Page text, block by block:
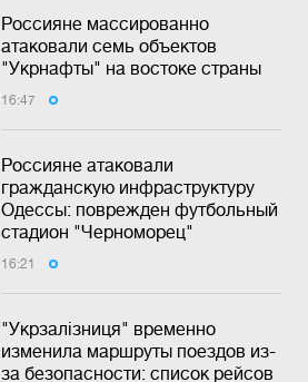
Россияне массированно
атаковали семь объектов
"Укрнафты" на востоке страны
16:47
Россияне атаковали
гражданскую инфраструктуру
Одессы: поврежден футбольный
стадион "Черноморец"
16:21
"Укрзалізниця" временно
изменила маршруты поездов из-
за безопасности: список рейсов